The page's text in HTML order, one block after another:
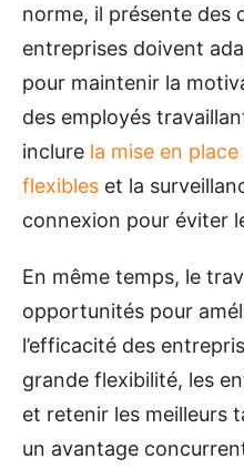
norme, il présente des
entreprises doivent
pour maintenir la
des employés
inclure la mise en
flexibles et la
connexion pour éviter
En même temps, le
opportunités pour
l’efficacité des
grande flexibilité, les
et retenir les meilleurs
un avantage